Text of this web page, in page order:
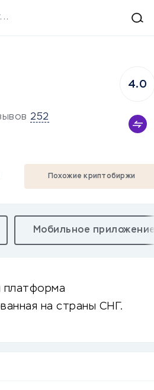
252
4.0
Похожие криптобиржи
Мобильное приложение
платформа
на страны СНГ.